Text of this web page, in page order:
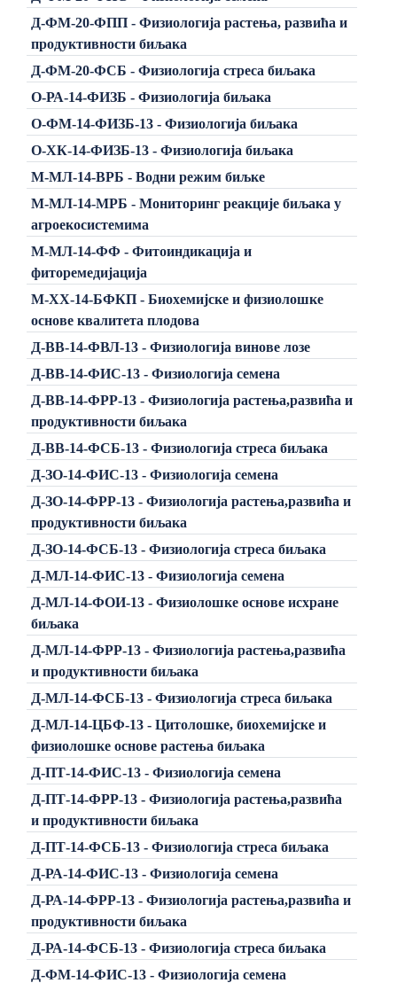
Д-ФМ-20-ФПП - Физиологија растења, развића и
продуктивности биљака
Д-ФМ-20-ФСБ - Физиологија стреса биљака
О-РА-14-ФИЗБ - Физиологија биљака
О-ФМ-14-ФИЗБ-13 - Физиологија биљака
О-ХК-14-ФИЗБ-13 - Физиологија биљака
М-МЛ-14-ВРБ - Водни режим биљке
М-МЛ-14-МРБ - Мониторинг реакције биљака у
агроекосистемима
М-МЛ-14-ФФ - Фитоиндикација и
фиторемедијација
М-ХХ-14-БФКП - Биохемијске и физиолошке
основе квалитета плодова
Д-ВВ-14-ФВЛ-13 - Физиологија винове лозе
Д-ВВ-14-ФИС-13 - Физиологија семена
Д-ВВ-14-ФРР-13 - Физиологија растења,развића и
продуктивности биљака
Д-ВВ-14-ФСБ-13 - Физиологија стреса биљака
Д-ЗО-14-ФИС-13 - Физиологија семена
Д-ЗО-14-ФРР-13 - Физиологија растења,развића и
продуктивности биљака
Д-ЗО-14-ФСБ-13 - Физиологија стреса биљака
Д-МЛ-14-ФИС-13 - Физиологија семена
Д-МЛ-14-ФОИ-13 - Физиолошке основе исхране
биљака
Д-МЛ-14-ФРР-13 - Физиологија растења,развића
и продуктивности биљака
Д-МЛ-14-ФСБ-13 - Физиологија стреса биљака
Д-МЛ-14-ЦБФ-13 - Цитолошке, биохемијске и
физиолошке основе растења биљака
Д-ПТ-14-ФИС-13 - Физиологија семена
Д-ПТ-14-ФРР-13 - Физиологија растења,развића
и продуктивности биљака
Д-ПТ-14-ФСБ-13 - Физиологија стреса биљака
Д-РА-14-ФИС-13 - Физиологија семена
Д-РА-14-ФРР-13 - Физиологија растења,развића и
продуктивности биљака
Д-РА-14-ФСБ-13 - Физиологија стреса биљака
Д-ФМ-14-ФИС-13 - Физиологија семена